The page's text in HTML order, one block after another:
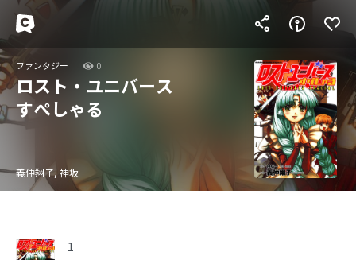
ファンタジー 0
ロスト・ユニバース
すぺしゃる
義仲翔子, 神坂一
1